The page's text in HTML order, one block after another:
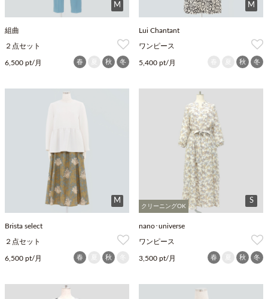
M
組曲
２点セット
6,500 pt/月 春 秋 冬
M
Lui Chantant
ワンピース
5,400 pt/月 秋 冬
M
Brista select
２点セット
6,500 pt/月 春 秋
クリーニングOK
S
nano･universe
ワンピース
3,500 pt/月 春 秋 冬